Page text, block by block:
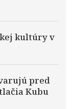
kultúry v
pred
Kubu